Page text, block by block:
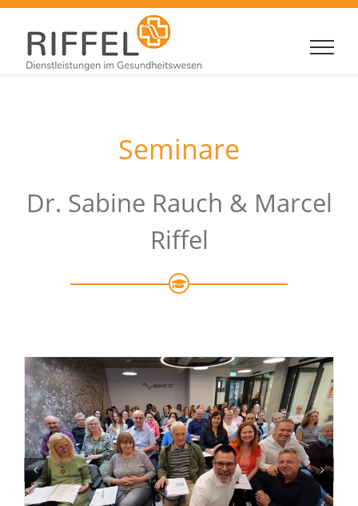
Zum
Inhalt
springen
Seminare
Dr. Sabine Rauch & Marcel
Riffel